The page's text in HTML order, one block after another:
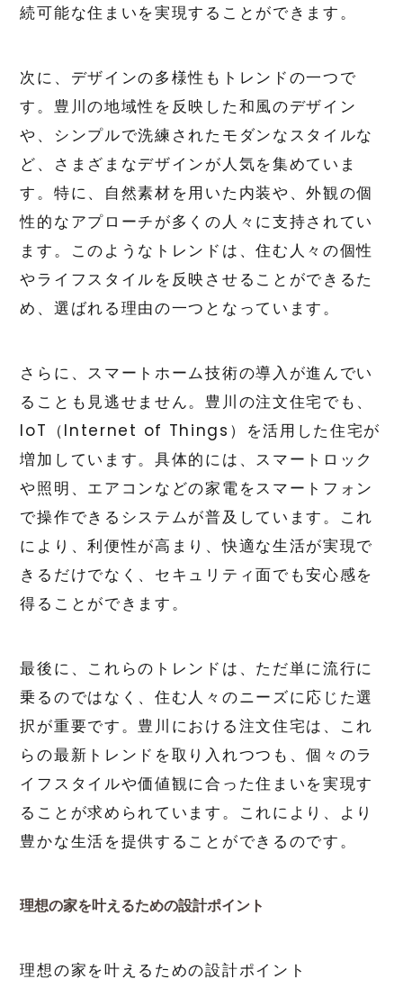
続可能な住まいを実現することができます。
次に、デザインの多様性もトレンドの一つで
す。豊川の地域性を反映した和風のデザイン
や、シンプルで洗練されたモダンなスタイルな
ど、さまざまなデザインが人気を集めていま
す。特に、自然素材を用いた内装や、外観の個
性的なアプローチが多くの人々に支持されてい
ます。このようなトレンドは、住む人々の個性
やライフスタイルを反映させることができるた
め、選ばれる理由の一つとなっています。
さらに、スマートホーム技術の導入が進んでい
ることも見逃せません。豊川の注文住宅でも、
IoT（Internet of Things）を活用した住宅が
増加しています。具体的には、スマートロック
や照明、エアコンなどの家電をスマートフォン
で操作できるシステムが普及しています。これ
により、利便性が高まり、快適な生活が実現で
きるだけでなく、セキュリティ面でも安心感を
得ることができます。
最後に、これらのトレンドは、ただ単に流行に
乗るのではなく、住む人々のニーズに応じた選
択が重要です。豊川における注文住宅は、これ
らの最新トレンドを取り入れつつも、個々のラ
イフスタイルや価値観に合った住まいを実現す
ることが求められています。これにより、より
豊かな生活を提供することができるのです。
理想の家を叶えるための設計ポイント
理想の家を叶えるための設計ポイント